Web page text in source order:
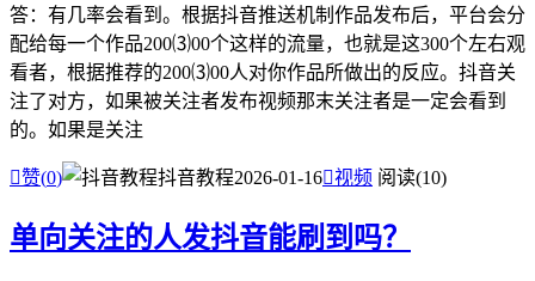
答：有几率会看到。根据抖音推送机制作品发布后，平台会分
配给每一个作品200⑶00个这样的流量，也就是这300个左右观
看者，根据推荐的200⑶00人对你作品所做出的反应。抖音关
注了对方，如果被关注者发布视频那末关注者是一定会看到
的。如果是关注
赞(0) 抖音教程2026-01-16视频 阅读(10)
单向关注的人发抖音能刷到吗？